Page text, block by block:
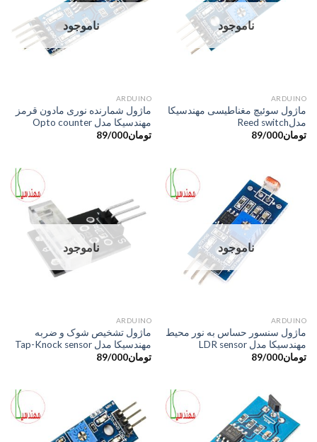
ناموجود
ARDUINO
ماژول سوئیچ مغناطیسی مهندسیکا
مدلReed switch
تومان89/000
ناموجود
ARDUINO
ماژول شمارنده نوری مادون قرمز
مهندسیکا مدل Opto counter
تومان89/000
ناموجود
ARDUINO
ماژول سنسور حساس به نور محیط
مهندسیکا مدل LDR sensor
تومان89/000
ناموجود
ARDUINO
ماژول تشخیص شوک و ضربه
مهندسیکا مدل Tap-Knock sensor
تومان89/000